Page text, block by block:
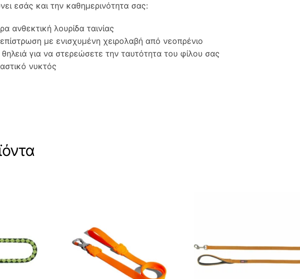
εσάς και την καθημερινότητα σας:
ανθεκτική λουρίδα ταινίας
με ενισχυμένη χειρολαβή από νεοπρένιο
για να στερεώσετε την ταυτότητα του φίλου σας
νυκτός